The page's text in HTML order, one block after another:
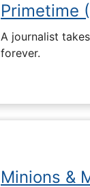
Primetime
A journalist
forever.
Minions &